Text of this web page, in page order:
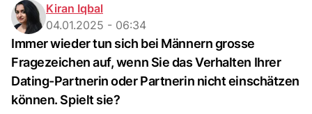
Kiran Iqbal
04.01.2025 - 06:34
Immer wieder tun sich bei Männern grosse
Fragezeichen auf, wenn Sie das Verhalten Ihrer
Dating-Partnerin oder Partnerin nicht einschätzen
können. Spielt sie?